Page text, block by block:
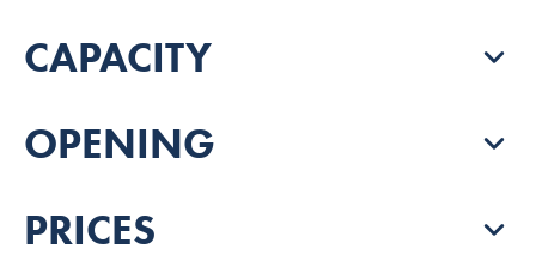
CAPACITY
OPENING
PRICES